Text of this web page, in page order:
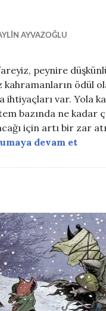
AYVAZOĞLU
peynire
kahramanların ödül
ihtiyaçları var. Yola
bazında ne kadar
için artı bir zar
devam et